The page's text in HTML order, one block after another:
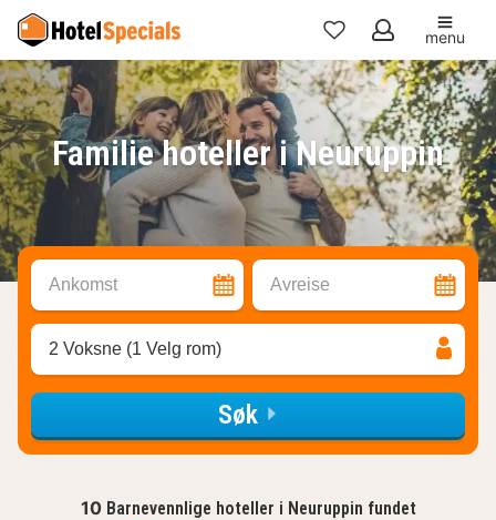
Mine
favoritter
menu
Familie hoteller i Neuruppin
Ankomst Avreise
2 Voksne (1 Velg rom)
Søk
10 Barnevennlige hoteller i Neuruppin fundet